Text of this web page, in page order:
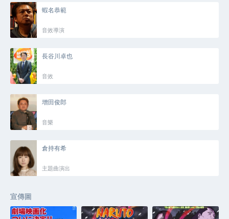
蝦名恭範
音效導演
長谷川卓也
音效
增田俊郎
音樂
倉持有希
主題曲演出
宣傳圖